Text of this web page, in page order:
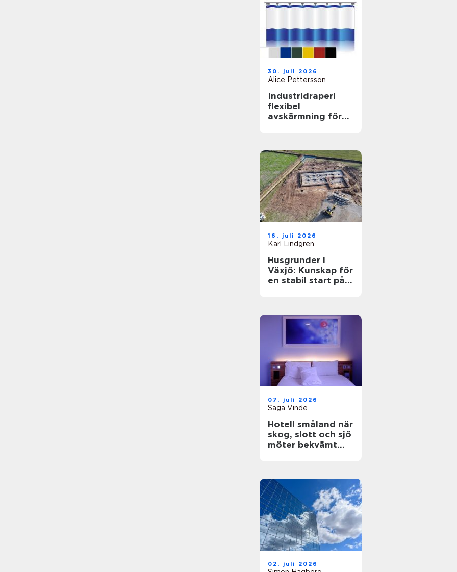
30. juli 2026
Alice Pettersson
Industridraperi
flexibel
avskärmning för
16. juli 2026
Karl Lindgren
Husgrunder i
Växjö: Kunskap för
en stabil start på
07. juli 2026
Saga Vinde
Hotell småland när
skog, slott och sjö
möter bekvämt
02. juli 2026